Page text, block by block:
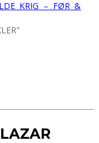
KRIG – FØR &